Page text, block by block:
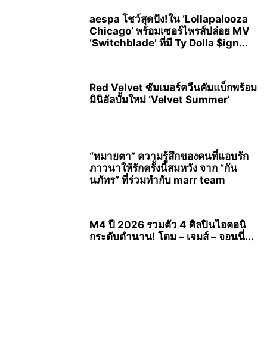
aespa โชว์สุดปัง!ใน ‘Lollapalooza
Chicago’ พร้อมเซอร์ไพรส์ปล่อย MV
‘Switchblade’ ที่มี Ty Dolla $ign...
Red Velvet ซัมเมอร์ควีนคัมแบ็กพร้อม
มินิอัลบั้มใหม่ ‘Velvet Summer’
“หมายตา” ความรู้สึกของคนที่แอบรัก
ภาวนาให้รักครั้งนี้สมหวัง จาก “กัน
นภัทร” ที่ร่วมทำกับ marr team
M4 ปี 2026 รวมตัว 4 ศิลปินไอคอนิ
กระดับตำนาน! โดม – เจมส์ – จอนนี่...